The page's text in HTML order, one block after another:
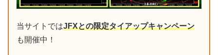
当サイトではJFXとの限定タイアップキャンペーン
も開催中！